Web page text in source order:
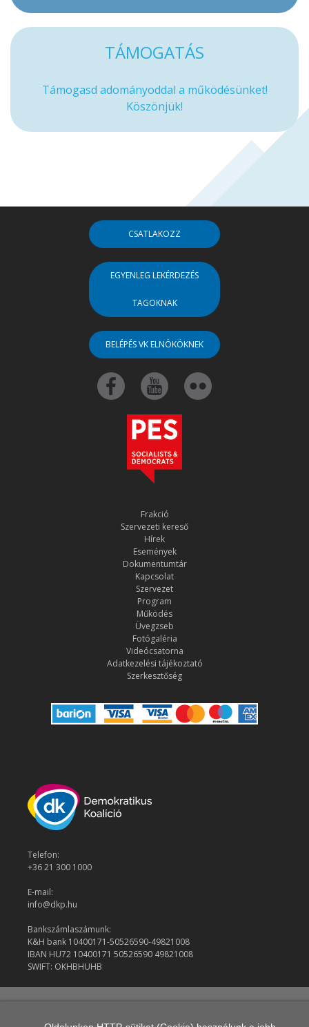
TÁMOGATÁS
Támogasd adományoddal a működésünket!
Köszönjük!
CSATLAKOZZ
EGYENLEG LEKÉRDEZÉS
TAGOKNAK
BELÉPÉS VK ELNÖKÖKNEK
Frakció
Szervezeti kereső
Hírek
Események
Dokumentumtár
Kapcsolat
Szervezet
Program
Működés
Üvegzseb
Fotógaléria
Videócsatorna
Adatkezelési tájékoztató
Szerkesztőség
Telefon:
+36 21 300 1000
E-mail:
info@dkp.hu
Bankszámlaszámunk:
K&H bank 10400171-50526590-49821008
IBAN HU72 10400171 50526590 49821008
SWIFT: OKHBHUHB